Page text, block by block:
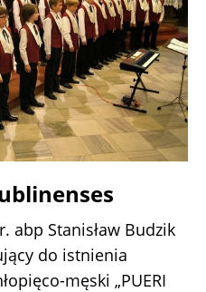
abp Stanisław Budzik
do istnienia
męski „PUERI